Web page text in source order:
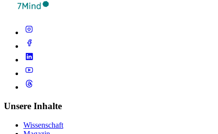
Unsere Inhalte
Wissenschaft